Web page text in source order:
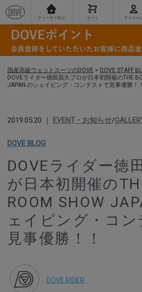
ディーラー向け カート マイペー
国産高級ウェットスーツのDOVE > DOVE STAFF
DOVEライダー徳田昌久プロが日本初開催のTHE
JAPAN のシェイピング・コンテストで見事優勝！！
2019.05.20 ｜ EVENT・お知らせ/
DOVE BLOG
DOVEライダー徳
が日本初開催の
ROOM SHOW
ェイピング・コ
見事優勝！！
DOVE RIDER